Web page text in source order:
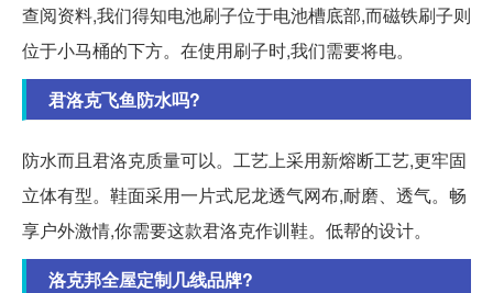
查阅资料,我们得知电池刷子位于电池槽底部,而磁铁刷子则
位于小马桶的下方。在使用刷子时,我们需要将电。
君洛克飞鱼防水吗?
防水而且君洛克质量可以。工艺上采用新熔断工艺,更牢固
立体有型。鞋面采用一片式尼龙透气网布,耐磨、透气。畅
享户外激情,你需要这款君洛克作训鞋。低帮的设计。
洛克邦全屋定制几线品牌?